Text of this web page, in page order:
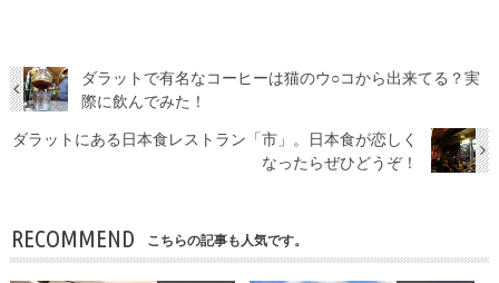
ダラットで有名なコーヒーは猫のウ○コから出来てる？実
際に飲んでみた！
ダラットにある日本食レストラン「市」。日本食が恋しく
なったらぜひどうぞ！
RECOMMEND こちらの記事も人気です。